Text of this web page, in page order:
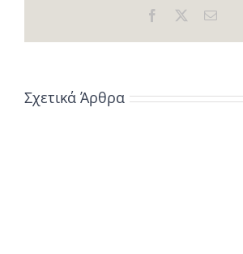
Facebook Email
Σχετικά Άρθρα